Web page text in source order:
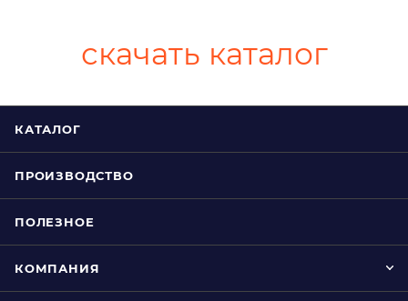
скачать каталог
КАТАЛОГ
ПРОИЗВОДСТВО
ПОЛЕЗНОЕ
КОМПАНИЯ